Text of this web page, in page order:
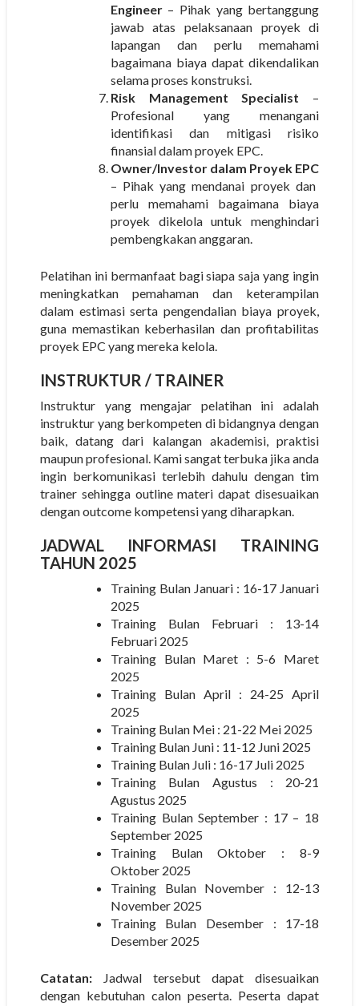
Engineer– Pihak yang bertanggung
jawab atas pelaksanaan proyek di
lapangan dan perlu memahami
bagaimana biaya dapat dikendalikan
selama proses konstruksi.
Risk Management Specialist –
Profesional yang menangani
identifikasi dan mitigasi risiko
finansial dalam proyek EPC.
Owner/Investor dalam Proyek EPC
– Pihak yang mendanai proyek dan
perlu memahami bagaimana biaya
proyek dikelola untuk menghindari
pembengkakan anggaran.
Pelatihan ini bermanfaat bagi siapa saja yang ingin
meningkatkan pemahaman dan keterampilan
dalam estimasi serta pengendalian biaya proyek,
guna memastikan keberhasilan dan profitabilitas
proyek EPC yang mereka kelola.
INSTRUKTUR / TRAINER
Instruktur yang mengajar pelatihan ini adalah
instruktur yang berkompeten di bidangnya dengan
baik, datang dari kalangan akademisi, praktisi
maupun profesional. Kami sangat terbuka jika anda
ingin berkomunikasi terlebih dahulu dengan tim
trainer sehingga outline materi dapat disesuaikan
dengan outcome kompetensi yang diharapkan.
JADWAL INFORMASI TRAINING
TAHUN 2025
Training Bulan Januari : 16-17 Januari
2025
Training Bulan Februari : 13-14
Februari 2025
Training Bulan Maret : 5-6 Maret
2025
Training Bulan April : 24-25 April
2025
Training Bulan Mei : 21-22 Mei 2025
Training Bulan Juni : 11-12 Juni 2025
Training Bulan Juli : 16-17 Juli 2025
Training Bulan Agustus : 20-21
Agustus 2025
Training Bulan September : 17 – 18
September 2025
Training Bulan Oktober : 8-9
Oktober 2025
Training Bulan November : 12-13
November 2025
Training Bulan Desember : 17-18
Desember 2025
Catatan:Jadwal tersebut dapat disesuaikan
dengan kebutuhan calon peserta. Peserta dapat